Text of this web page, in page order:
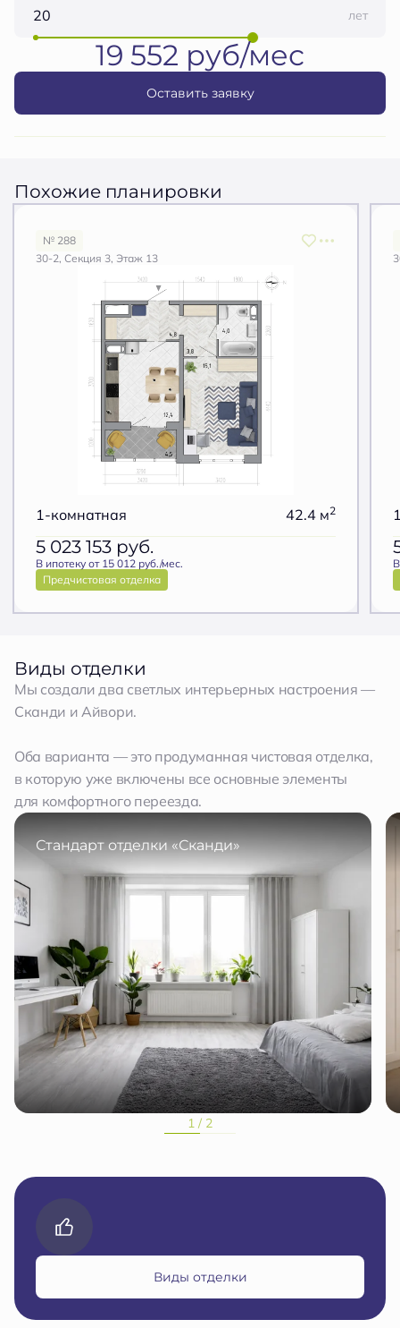
лет
19 552 руб/мес
Оставить заявку
Похожие планировки
№ 288
30-2, Секция 3, Этаж 13
1-комнатная 42.4 м2
5 023 153 руб.
В ипотеку от 15 012 руб./мес.
Предчистовая отделка
Виды отделки
Мы создали два светлых интерьерных настроения —
Сканди и Айвори.
Оба варианта — это продуманная чистовая отделка,
в которую уже включены все основные элементы
для комфортного переезда.
Стандарт отделки «Сканди»
1 / 2
Виды отделки